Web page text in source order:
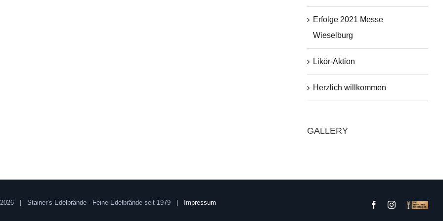
Erfolge 2021 Messe
Wieselburg
Likör-Aktion
Herzlich willkommen
GALLERY
2026 | Stainer’s Edelbrände - Feine Edelbrände seit 1979 | Impressum FacebookInstagram
Custom